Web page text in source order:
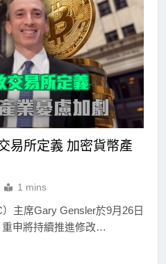
易所定義 加密貨幣產
1 mins
主席Gary Gensler於9月26日
重申將持續推進修改…